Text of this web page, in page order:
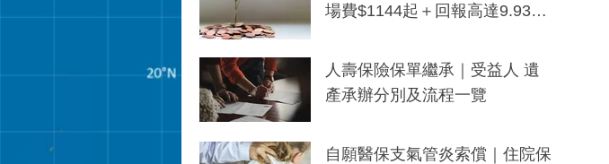
場費$1144起＋回報高達9.93
人壽保險保單繼承｜受益人 遺
產承辦分別及流程一覽
自願醫保支氣管炎索償｜住院保